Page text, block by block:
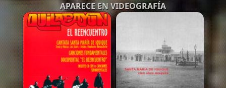
APARECE EN VIDEOGRAFÍA